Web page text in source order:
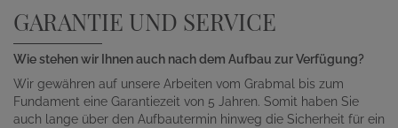
GARANTIE UND SERVICE
Wie stehen wir Ihnen auch nach dem Aufbau zur Verfügung?
Wir gewähren auf unsere Arbeiten vom Grabmal bis zum
Fundament eine Garantiezeit von 5 Jahren. Somit haben Sie
auch lange über den Aufbautermin hinweg die Sicherheit für ein